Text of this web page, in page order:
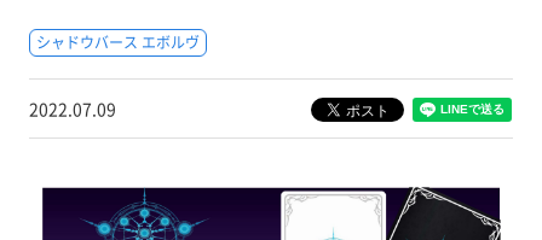
シャドウバース エボルヴ
2022.07.09